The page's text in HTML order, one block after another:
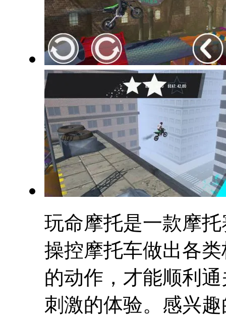
玩命摩托是一款摩
操控摩托车做出各
的动作，才能顺利
刺激的体验。感兴